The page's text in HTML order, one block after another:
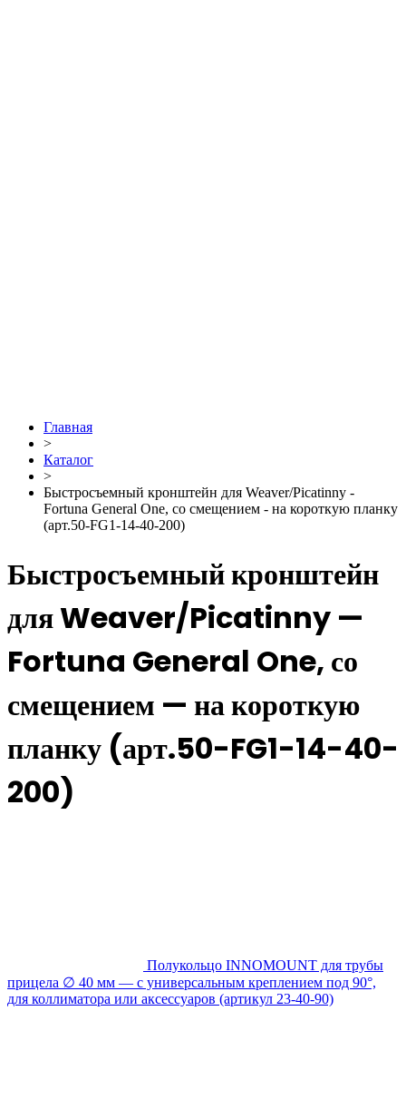
Главная
>
Каталог
>
Быстросъемный кронштейн для Weaver/Picatinny -
Fortuna General One, со смещением - на короткую планку
(арт.50-FG1-14-40-200)
Быстросъемный кронштейн
для Weaver/Picatinny —
Fortuna General One, со
смещением — на короткую
планку (арт.50-FG1-14-40-
200)
Полукольцо INNOMOUNT для трубы
прицела ∅ 40 мм — с универсальным креплением под 90°,
для коллиматора или аксессуаров (артикул 23-40-90)